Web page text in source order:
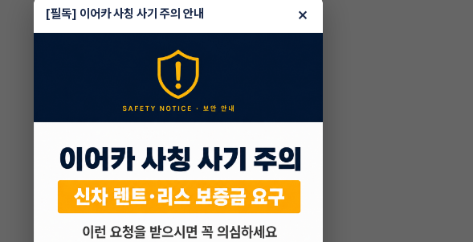
[필독] 이어카 사칭 사기 주의 안내 ×